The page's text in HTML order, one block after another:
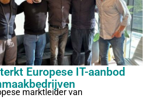
Europese IT-aanbod
marktleider van